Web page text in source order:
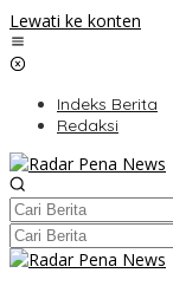
Lewati ke konten
Indeks Berita
Redaksi